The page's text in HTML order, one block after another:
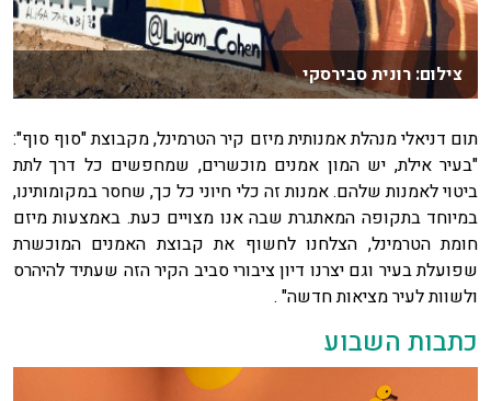
צילום: רונית סבירסקי
תום דניאלי מנהלת אמנותית מיזם קיר הטרמינל, מקבוצת "סוף סוף":
"בעיר אילת, יש המון אמנים מוכשרים, שמחפשים כל דרך לתת
ביטוי לאמנות שלהם. אמנות זה כלי חיוני כל כך, שחסר במקומותינו,
במיוחד בתקופה המאתגרת שבה אנו מצויים כעת. באמצעות מיזם
חומת הטרמינל, הצלחנו לחשוף את קבוצת האמנים המוכשרת
שפועלת בעיר וגם יצרנו דיון ציבורי סביב הקיר הזה שעתיד להיהרס
ולשוות לעיר מציאות חדשה" .
כתבות השבוע